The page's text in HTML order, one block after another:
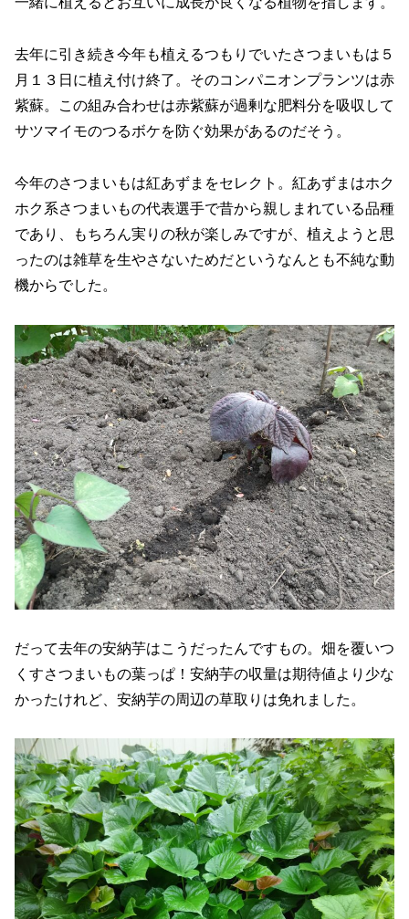
去年に引き続き今年も植えるつもりでいたさつまいもは５
月１３日に植え付け終了。そのコンパニオンプランツは赤
紫蘇。この組み合わせは赤紫蘇が過剰な肥料分を吸収して
サツマイモのつるボケを防ぐ効果があるのだそう。
今年のさつまいもは紅あずまをセレクト。紅あずまはホク
ホク系さつまいもの代表選手で昔から親しまれている品種
であり、もちろん実りの秋が楽しみですが、植えようと思
ったのは雑草を生やさないためだというなんとも不純な動
機からでした。
だって去年の安納芋はこうだったんですもの。畑を覆いつ
くすさつまいもの葉っぱ！安納芋の収量は期待値より少な
かったけれど、安納芋の周辺の草取りは免れました。